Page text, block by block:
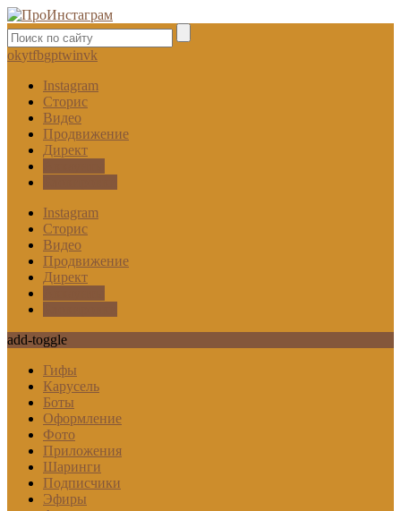
okytfbgptwinvk
Instagram
Сторис
Видео
Продвижение
Директ
Instagram
Сторис
Видео
Продвижение
Директ
add-toggle
Гифы
Карусель
Боты
Оформление
Фото
Приложения
Шаринги
Подписчики
Эфиры